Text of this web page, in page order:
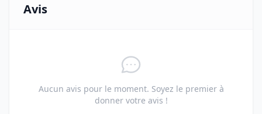
Avis
Aucun avis pour le moment. Soyez le premier à
donner votre avis !